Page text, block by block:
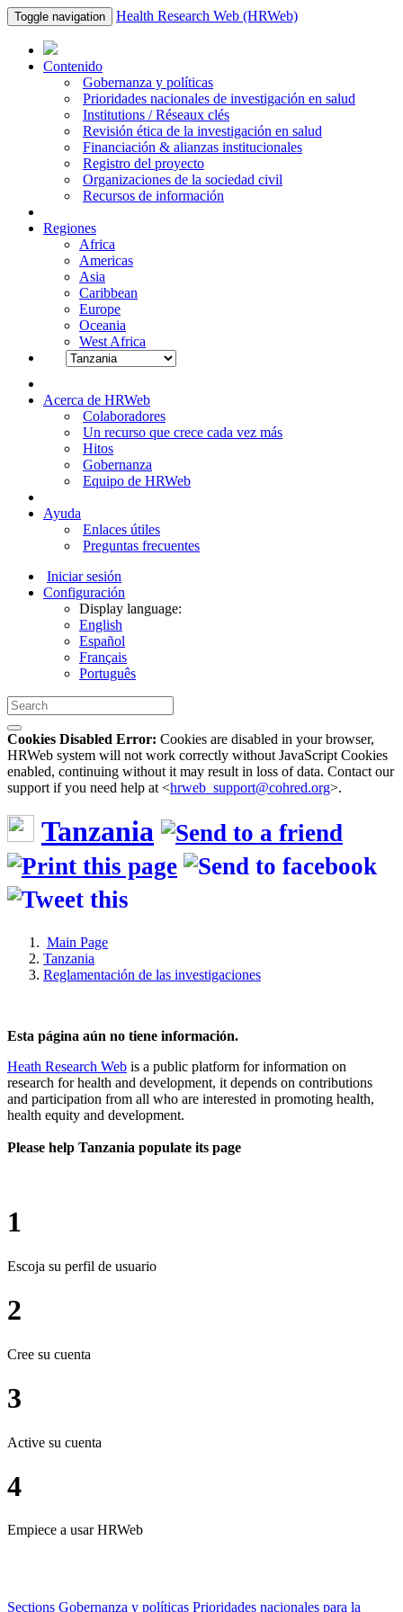
Toggle navigation Health Research Web (HRWeb)
Contenido
Gobernanza y políticas
Prioridades nacionales de investigación en salud
Institutions / Réseaux clés
Revisión ética de la investigación en salud
Financiación & alianzas institucionales
Registro del proyecto
Organizaciones de la sociedad civil
Recursos de información
Regiones
Africa
Americas
Asia
Caribbean
Europe
Oceania
West Africa
Acerca de HRWeb
Colaboradores
Un recurso que crece cada vez más
Hitos
Gobernanza
Equipo de HRWeb
Ayuda
Enlaces útiles
Preguntas frecuentes
Iniciar sesión
Configuración
Display language:
English
Español
Français
Português
Cookies Disabled Error: Cookies are disabled in your browser,
HRWeb system will not work correctly without JavaScript Cookies
enabled, continuing without it may result in loss of data. Contact our
support if you need help at <hrweb_support@cohred.org>.
Tanzania
Main Page
Tanzania
Reglamentación de las investigaciones
Esta página aún no tiene información.
Heath Research Web is a public platform for information on
research for health and development, it depends on contributions
and participation from all who are interested in promoting health,
health equity and development.
Please help Tanzania populate its page
1
Escoja su perfil de usuario
2
Cree su cuenta
3
Active su cuenta
4
Empiece a usar HRWeb
Sections Gobernanza y políticas Prioridades nacionales para la